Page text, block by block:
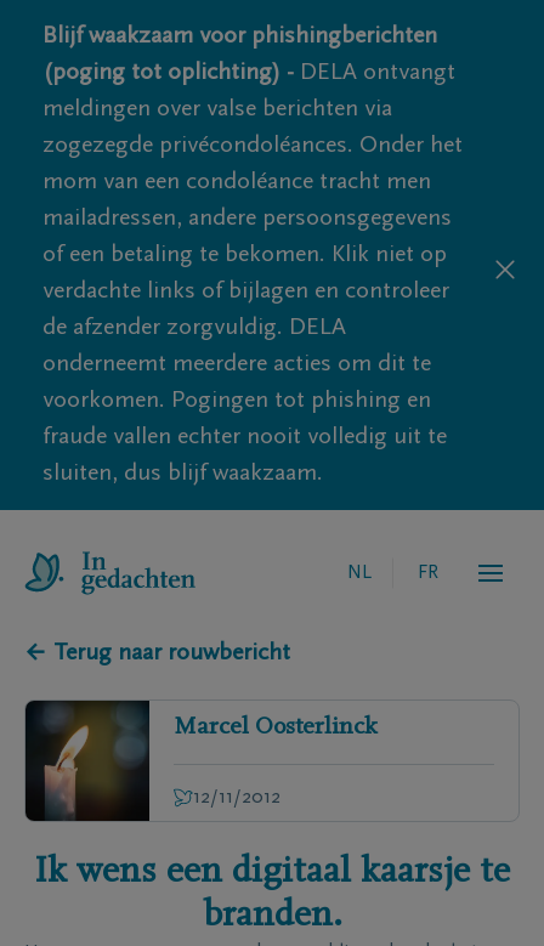
Blijf waakzaam voor phishingberichten
(poging tot oplichting) - DELA ontvangt
meldingen over valse berichten via
zogezegde privécondoléances. Onder het
mom van een condoléance tracht men
mailadressen, andere persoonsgegevens
of een betaling te bekomen. Klik niet op
verdachte links of bijlagen en controleer
de afzender zorgvuldig. DELA
onderneemt meerdere acties om dit te
voorkomen. Pogingen tot phishing en
fraude vallen echter nooit volledig uit te
sluiten, dus blijf waakzaam.
NL FR
← Terug naar rouwbericht
Marcel Oosterlinck
12/11/2012
Ik wens een digitaal kaarsje te
branden.